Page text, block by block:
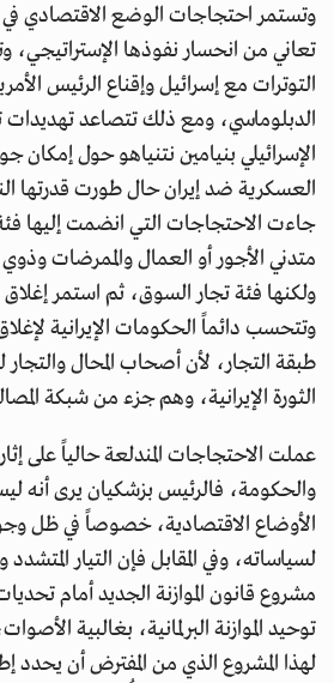
وتستمر احتجاجات الوضع الاقتصادي
تعاني من انحسار نفوذها
التوترات مع إسرائيل وإقناع الرئيس
الدبلوماسي، ومع ذلك تتصاعد تهديدات
الإسرائيلي بنيامين نتنياهو حول إمكان
العسكرية ضد إيران حال طورت قدرتها
جاءت الاحتجاجات التي انضمت إليها
متدني الأجور أو العمال والممرضات وذوي
ولكنها فئة تجار السوق، ثم استمر إغلاق
وتتحسب دائماً الحكومات الإيرانية
طبقة التجار، لأن أصحاب المحال والتجار
الثورة الإيرانية، وهم جزء من شبكة
عملت الاحتجاجات المندلعة حالياً على
والحكومة، فالرئيس بزشكيان يرى
الأوضاع الاقتصادية، خصوصاً في ظل
لسياساته، وفي المقابل فإن التيار
مشروع قانون الموازنة الجديد أمام
توحيد الموازنة البرلمانية، بغالبية
لهذا المشروع الذي من المفترض أن يحدد